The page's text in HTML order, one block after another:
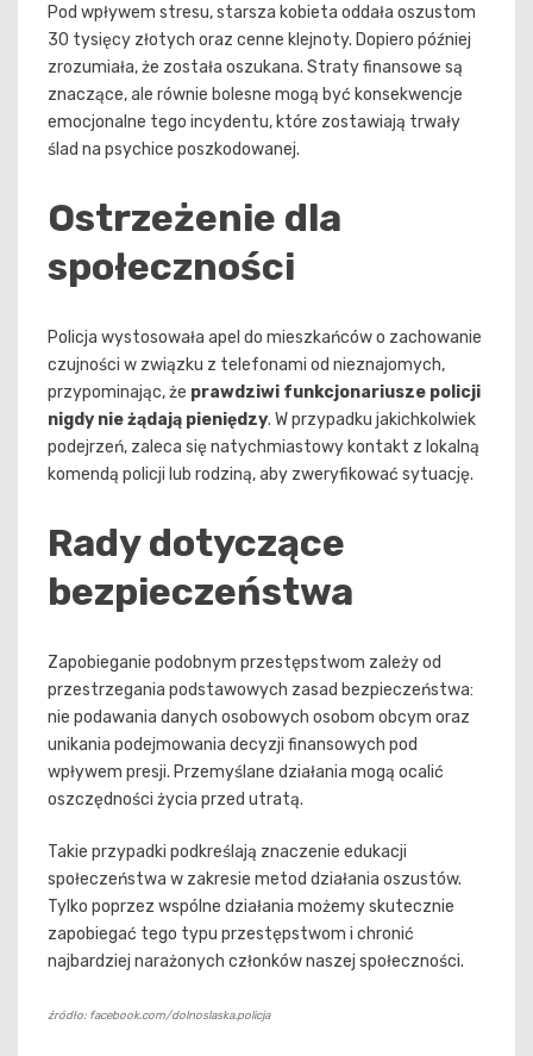
Pod wpływem stresu, starsza kobieta oddała oszustom
30 tysięcy złotych oraz cenne klejnoty. Dopiero później
zrozumiała, że została oszukana. Straty finansowe są
znaczące, ale równie bolesne mogą być konsekwencje
emocjonalne tego incydentu, które zostawiają trwały
ślad na psychice poszkodowanej.
Ostrzeżenie dla
społeczności
Policja wystosowała apel do mieszkańców o zachowanie
czujności w związku z telefonami od nieznajomych,
przypominając, że prawdziwi funkcjonariusze policji
nigdy nie żądają pieniędzy. W przypadku jakichkolwiek
podejrzeń, zaleca się natychmiastowy kontakt z lokalną
komendą policji lub rodziną, aby zweryfikować sytuację.
Rady dotyczące
bezpieczeństwa
Zapobieganie podobnym przestępstwom zależy od
przestrzegania podstawowych zasad bezpieczeństwa:
nie podawania danych osobowych osobom obcym oraz
unikania podejmowania decyzji finansowych pod
wpływem presji. Przemyślane działania mogą ocalić
oszczędności życia przed utratą.
Takie przypadki podkreślają znaczenie edukacji
społeczeństwa w zakresie metod działania oszustów.
Tylko poprzez wspólne działania możemy skutecznie
zapobiegać tego typu przestępstwom i chronić
najbardziej narażonych członków naszej społeczności.
źródło: facebook.com/dolnoslaska.policja